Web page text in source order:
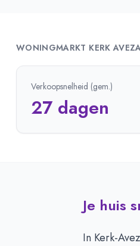
WONINGMARKT KERK
Verkoopsnelheid (gem.)
27 dagen
Je huis
In Kerk-